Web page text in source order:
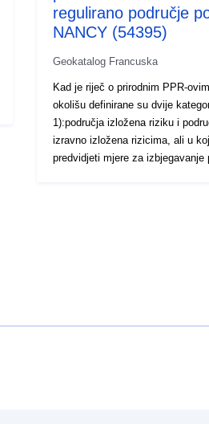
regulirano područje
NANCY (54395)
Geokatalog Francuska
Kad je riječ o prirodnim PPR-
okolišu definirane su dvije
1):područja izložena riziku i
izravno izložena rizicima, ali u
predvidjeti mjere za izbjegavanje